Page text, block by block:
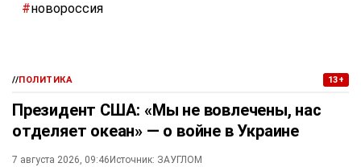
#новороссия
//ПОЛИТИКА 13+
Президент США: «Мы не вовлечены, нас
отделяет океан» — о войне в Украине
7 августа 2026, 09:46 Источник: ЗАУГЛОМ